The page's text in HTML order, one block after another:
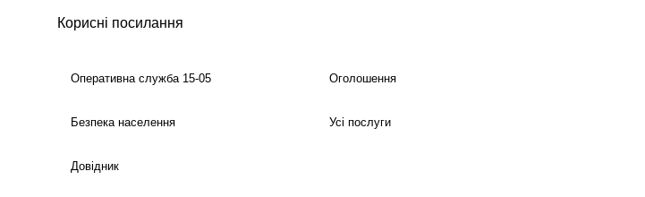
Корисні посилання
Оперативна служба 15-05 Оголошення
Безпека населення Усі послуги
Довідник